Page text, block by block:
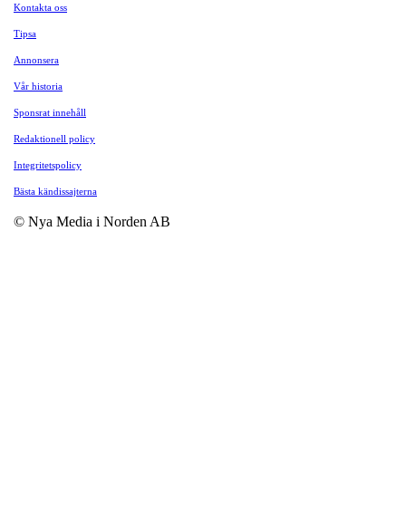
Kontakta oss
Tipsa
Annonsera
Vår historia
Sponsrat innehåll
Redaktionell policy
Integritetspolicy
Bästa kändissajterna
© Nya Media i Norden AB